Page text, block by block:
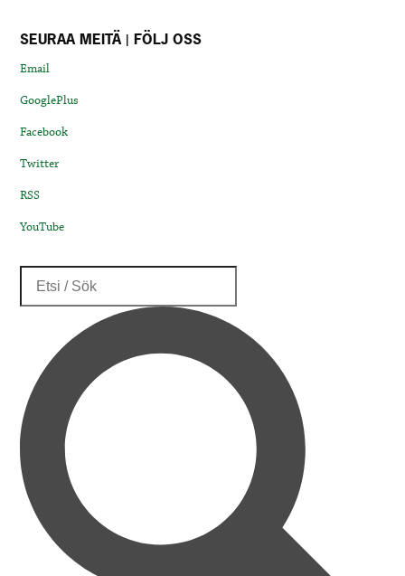
SEURAA MEITÄ | FÖLJ OSS
Email
GooglePlus
Facebook
Twitter
RSS
YouTube